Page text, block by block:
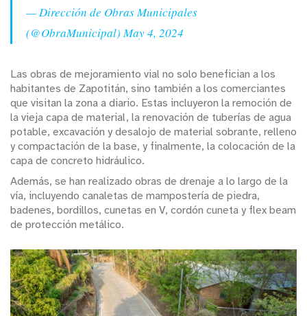
— Dirección de Obras Municipales
(@ObraMunicipal)May 4, 2024
Las obras de mejoramiento vial no solo benefician a los
habitantes de Zapotitán, sino también a los comerciantes
que visitan la zona a diario. Estas incluyeron la remoción de
la vieja capa de material, la renovación de tuberías de agua
potable, excavación y desalojo de material sobrante, relleno
y compactación de la base, y finalmente, la colocación de la
capa de concreto hidráulico.
Además, se han realizado obras de drenaje a lo largo de la
vía, incluyendo canaletas de mampostería de piedra,
badenes, bordillos, cunetas en V, cordón cuneta y flex beam
de protección metálico.